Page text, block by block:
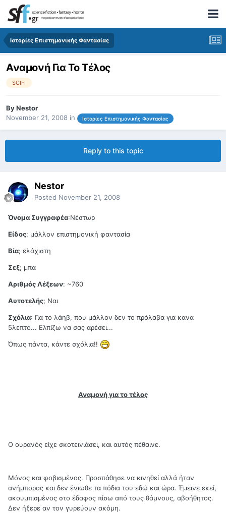
Ιστορίες Επιστημονικής Φαντασίας
Αναμονή Για Το Τέλος
SCIFI
ByNestor
November 21, 2008 in Ιστορίες Επιστημονικής Φαντασίας
Reply to this topic
Nestor
Posted November 21, 2008
Όνομα Συγγραφέα:Νέστωρ
Είδος: μάλλον επιστημονική φαντασία
Βία; ελάχιστη
Σεξ; μπα
Αριθμός Λέξεων: ~760
Αυτοτελής; Ναι
Σχόλια: Για το λάηβ, που μάλλον δεν το πρόλαβα για κανα
5λεπτο... Ελπίζω να σας αρέσει...
Όπως πάντα, κάντε σχόλια!!
Αναμονή για το τέλος
Ο ουρανός είχε σκοτεινιάσει, και αυτός πέθαινε.
Μόνος και φοβισμένος. Προσπάθησε να κινηθεί αλλά ήταν
ανήμπορος και δεν ένιωθε τα πόδια του εδώ και ώρα. Έμεινε εκεί,
ακουμπισμένος στο έδαφος πίσω από τους θάμνους, αβοήθητος.
Δεν ήξερε αν τον γυρεύουν ακόμη.